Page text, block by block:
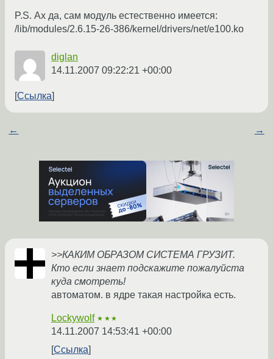
P.S. Ах да, сам модуль естественно имеется:
/lib/modules/2.6.15-26-386/kernel/drivers/net/e100.ko
diglan
14.11.2007 09:22:21 +00:00
Ссылка
← →
>>КАКИМ ОБРАЗОМ СИСТЕМА ГРУЗИТ.
Кто если знает подскажите пожалуйста
куда смотреть!
автоматом. в ядре такая настройка есть.
Lockywolf ★★★
14.11.2007 14:53:41 +00:00
Ссылка